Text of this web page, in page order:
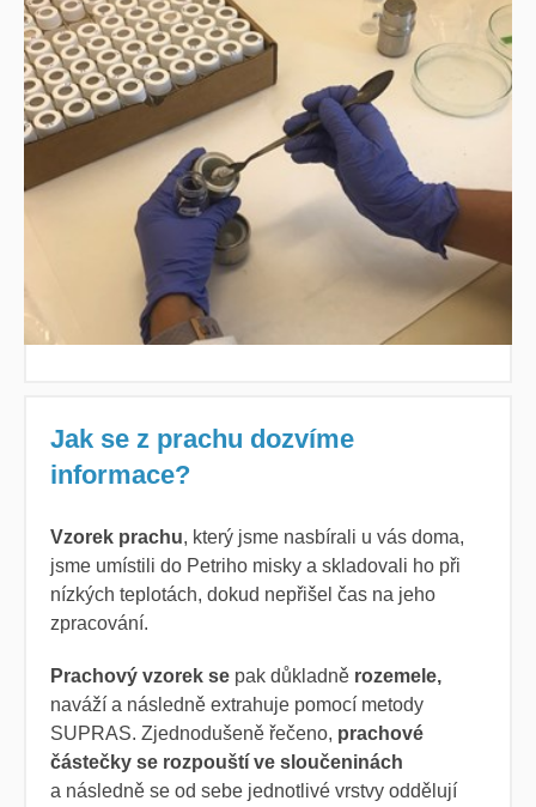
Jak se z prachu dozvíme
informace?
Vzorek prachu, který jsme nasbírali u vás doma,
jsme umístili do Petriho misky a skladovali ho při
nízkých teplotách, dokud nepřišel čas na jeho
zpracování.
Prachový vzorek se pak důkladně rozemele,
naváží a následně extrahuje pomocí metody
SUPRAS. Zjednodušeně řečeno, prachové
částečky se rozpouští ve sloučeninách
a následně se od sebe jednotlivé vrstvy oddělují